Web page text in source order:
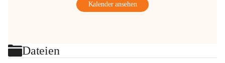
Kalender ansehen
Dateien